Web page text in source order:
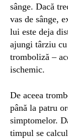
sânge. Dacă
vas de sânge,
lui este deja
ajungi târziu
tromboliză –
ischemic.
De aceea
până la patru
simptomelor.
timpul se